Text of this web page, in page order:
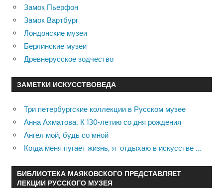
Замок Пьерфон
Замок Вартбург
Лондонские музеи
Берлинские музеи
Древнерусское зодчество
ЗАМЕТКИ ИСКУССТВОВЕДА
Три петербургские коллекции в Русском музее
Анна Ахматова. К 130-летию со дня рождения
Ангел мой, будь со мной
Когда меня пугает жизнь, я отдыхаю в искусстве …
БИБЛИОТЕКА МАЯКОВСКОГО ПРЕДСТАВЛЯЕТ
ЛЕКЦИИ РУССКОГО МУЗЕЯ